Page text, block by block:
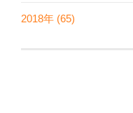
2018年 (65)